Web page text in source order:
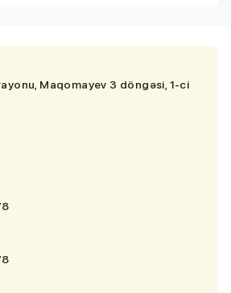
Maqomayev 3 döngəsi, 1-ci